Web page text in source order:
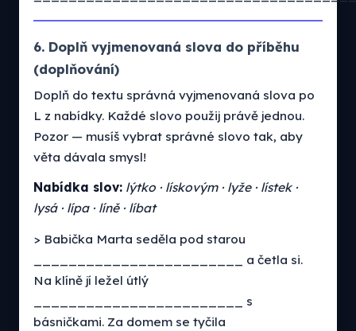
6. Doplň vyjmenovaná slova do příběhu
(doplňování)
Doplň do textu správná vyjmenovaná slova po
L z nabídky. Každé slovo použij právě jednou.
Pozor — musíš vybrat správné slovo tak, aby
věta dávala smysl!
Nabídka slov: lýtko · lískovým · lyže · lístek ·
lysá · lípa · líně · líbat
> Babička Marta seděla pod starou
________________________ a četla si.
Na klíně jí ležel útlý
________________________ s
básničkami. Za domem se tyčila